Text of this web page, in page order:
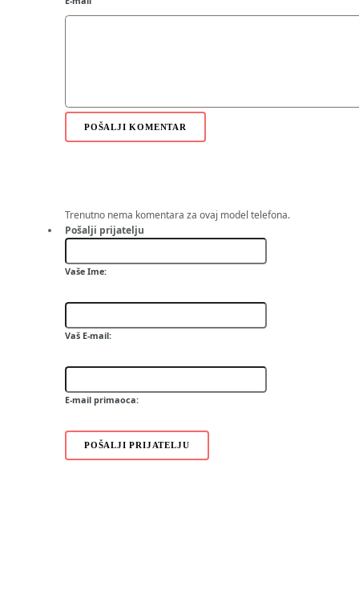
T707
W508
W705
W595i
W902i
G700 Business Edition
C905i
K330i
J132
Z780
POŠALJI KOMENTAR
Trenutno nema komentara za ovaj model telefona.
Pošalji prijatelju
Vaše Ime:
Vaš E-mail:
E-mail primaoca:
POŠALJI PRIJATELJU